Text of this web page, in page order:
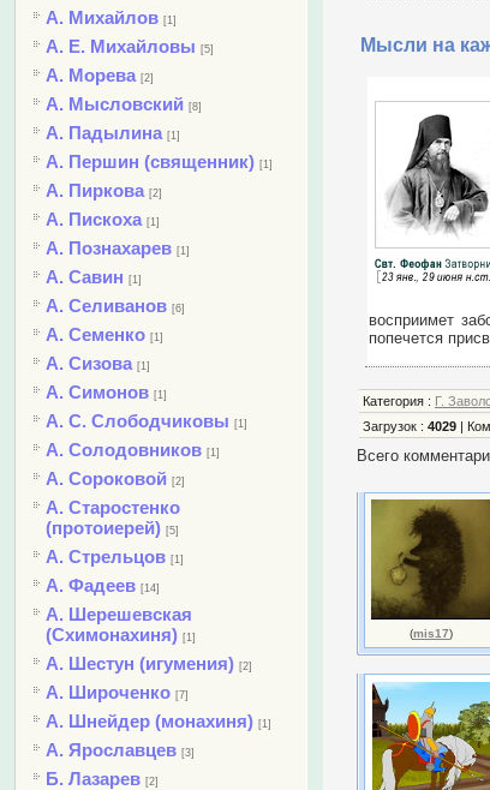
А. Михайлов [1]
А. Е. Михайловы [5]
А. Морева [2]
А. Мысловский [8]
А. Падылина [1]
А. Першин (священник) [1]
А. Пиркова [2]
А. Пискоха [1]
А. Познахарев [1]
А. Савин [1]
А. Селиванов [6]
А. Семенко [1]
А. Сизова [1]
А. Симонов [1]
А. С. Слободчиковы [1]
А. Солодовников [1]
А. Сороковой [2]
А. Старостенко
(протоиерей) [5]
А. Стрельцов [1]
А. Фадеев [14]
А. Шерешевская
(Схимонахиня) [1]
А. Шестун (игумения) [2]
А. Широченко [7]
А. Шнейдер (монахиня) [1]
А. Ярославцев [3]
Б. Лазарев [2]
Мысли на
восприимет
попечется
Категория : Г.
Загрузок : 4029|
Всего
(mis17)